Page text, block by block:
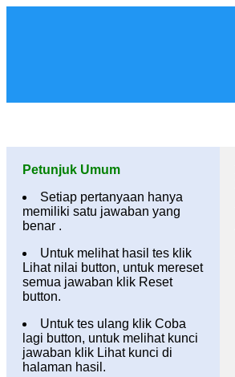
Petunjuk Umum
Setiap pertanyaan hanya
memiliki satu jawaban yang
benar .
Untuk melihat hasil tes klik
Lihat nilai button, untuk mereset
semua jawaban klik Reset
button.
Untuk tes ulang klik Coba
lagi button, untuk melihat kunci
jawaban klik Lihat kunci di
halaman hasil.